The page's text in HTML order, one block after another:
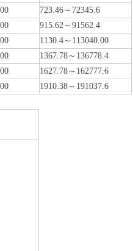
723.46～72345.6
915.62～91562.4
1130.4～113040.00
1367.78～136778.4
1627.78～162777.6
1910.38～191037.6